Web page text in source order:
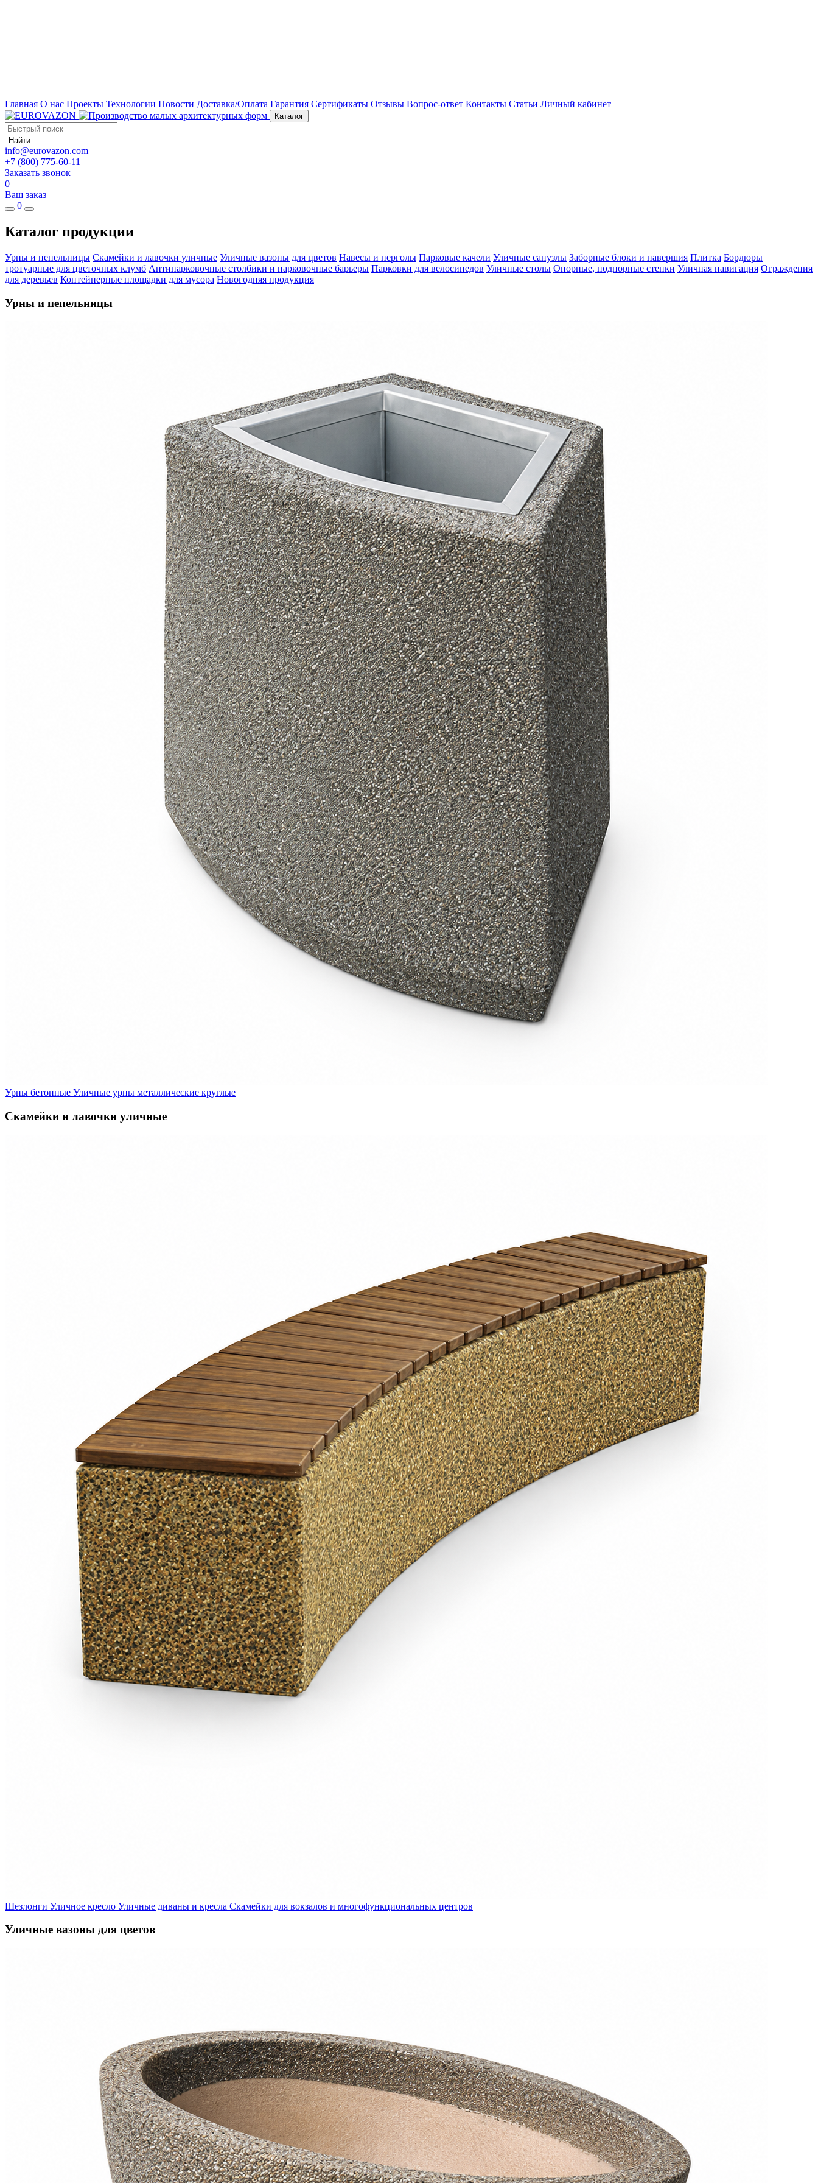
Главная О нас Проекты Технологии Новости Доставка/Оплата Гарантия Сертификаты Отзывы Вопрос-ответ Контакты Статьи Личный кабинет
Каталог
Найти
info@eurovazon.com
+7 (800) 775-60-11
Заказать звонок
0
Ваш заказ
0
Каталог продукции
Урны и пепельницы Скамейки и лавочки уличные Уличные вазоны для цветов Навесы и перголы Парковые качели Уличные санузлы Заборные блоки и навершия Плитка Бордюры
тротуарные для цветочных клумб Антипарковочные столбики и парковочные барьеры Парковки для велосипедов Уличные столы Опорные, подпорные стенки Уличная навигация Ограждения
для деревьев Контейнерные площадки для мусора Новогодняя продукция
Урны и пепельницы
Урны бетонные Уличные урны металлические круглые
Скамейки и лавочки уличные
Шезлонги Уличное кресло Уличные диваны и кресла Скамейки для вокзалов и многофункциональных центров
Уличные вазоны для цветов